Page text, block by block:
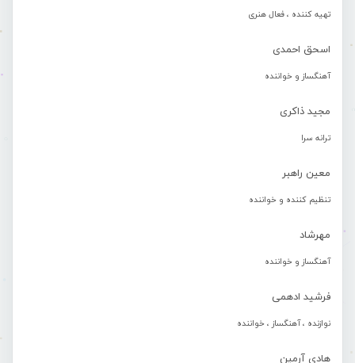
تهیه کننده ، فعال هنری
اسحق احمدی
آهنگساز و خواننده
مجید ذاکری
ترانه سرا
معین راهبر
تنظیم کننده و خواننده
مهرشاد
آهنگساز و خواننده
فرشید ادهمی
نوازنده ، آهنگساز ، خواننده
هادی آرمین